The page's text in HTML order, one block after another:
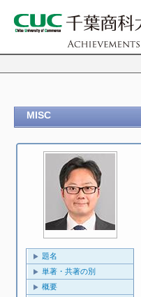
MISC
題名
単著・共著の別
概要